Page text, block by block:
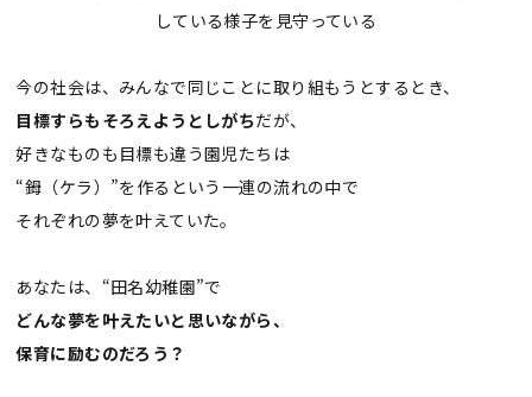
している様子を見守っている
今の社会は、みんなで同じことに取り組もうとするとき、
目標すらもそろえようとしがちだが、
好きなものも目標も違う園児たちは
“鉧（ケラ）”を作るという一連の流れの中で
それぞれの夢を叶えていた。
あなたは、“田名幼稚園”で
どんな夢を叶えたいと思いながら、
保育に励むのだろう？